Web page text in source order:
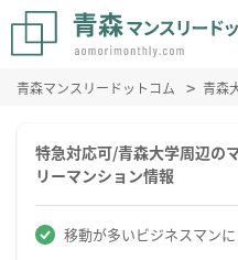
青森マンスリードットコム 青森
特急対応可/青森大学周辺の
リーマンション情報
移動が多いビジネスマンに